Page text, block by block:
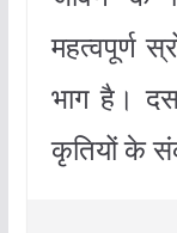
महत्वपूर्ण
भाग है।
कृतियों के